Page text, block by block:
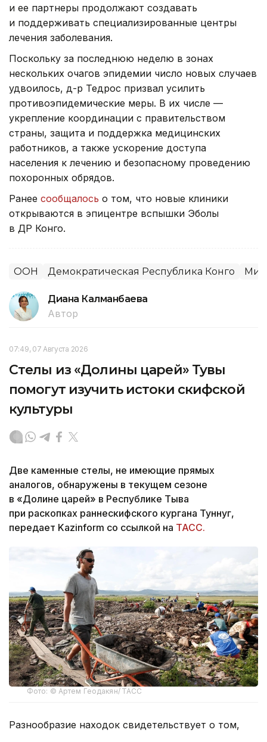
и ее партнеры продолжают создавать
и поддерживать специализированные центры
лечения заболевания.
Поскольку за последнюю неделю в зонах
нескольких очагов эпидемии число новых случаев
удвоилось, д-р Тедрос призвал усилить
противоэпидемические меры. В их числе —
укрепление координации с правительством
страны, защита и поддержка медицинских
работников, а также ускорение доступа
населения к лечению и безопасному проведению
похоронных обрядов.
Ранее сообщалось о том, что новые клиники
открываются в эпицентре вспышки Эболы
в ДР Конго.
ООН Демократическая Республика Конго
Диана Калманбаева
Автор
07:49, 07 Августа 2026
Стелы из «Долины царей» Тувы
помогут изучить истоки скифской
культуры
Две каменные стелы, не имеющие прямых
аналогов, обнаружены в текущем сезоне
в «Долине царей» в Республике Тыва
при раскопках раннескифского кургана Туннуг,
передает Kazinform со ссылкой на ТАСС.
Фото: © Артем Геодакян/ ТАСС
Разнообразие находок свидетельствует о том,